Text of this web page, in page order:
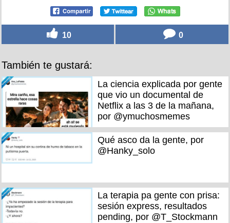
10 0
También te gustará:
La ciencia explicada por gente
que vio un documental de
Netflix a las 3 de la mañana,
por @ymuchosmemes
Qué asco da la gente, por
@Hanky_solo
La terapia pa gente con prisa:
sesión express, resultados
pending, por @T_Stockmann